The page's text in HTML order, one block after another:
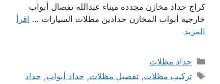
كراج حداد مخازن مجددة ميناء عبدالله تفصال أبواب
خارجية أبواب المخازن حدادين مظلات السيارات … اقرأ
المزيد
التصنيفات
حداد مظلات
الوسوم
تركيب مظلات,تفصيل مظلات, حداد أبواب, حداد